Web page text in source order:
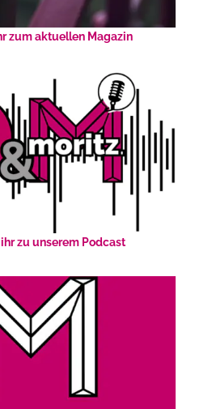
zum aktuellen Magazin
zu unserem Podcast